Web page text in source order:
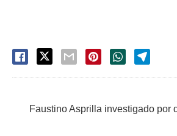
Faustino Asprilla investigado por